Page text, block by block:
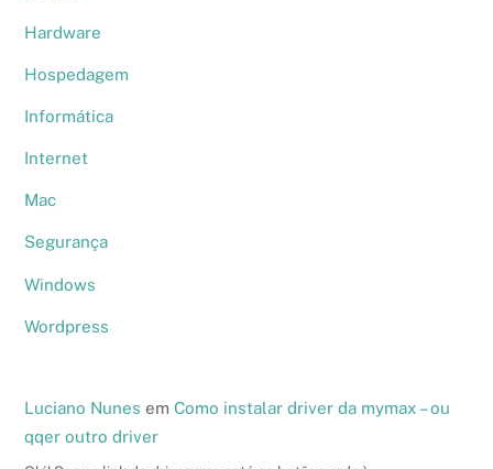
Hardware
Hospedagem
Informática
Internet
Mac
Segurança
Windows
Wordpress
Luciano Nunes emComo instalar driver da mymax – ou
qqer outro driver